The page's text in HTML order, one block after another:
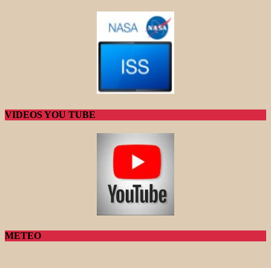
VIDEOS YOU TUBE
METEO